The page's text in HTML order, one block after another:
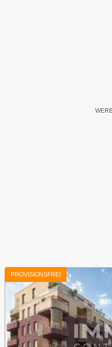
PROVISIONSFREI